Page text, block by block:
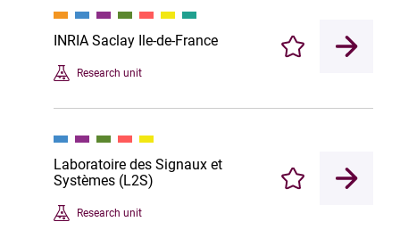
INRIA Saclay Ile-de-France
Research unit
Enregistrer
Laboratoire des Signaux et
Systèmes (L2S)
Research unit
Enregistrer